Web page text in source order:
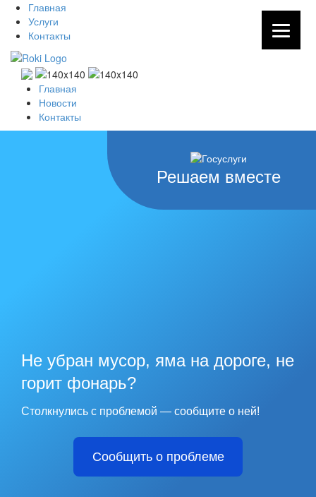
Главная
Услуги
Контакты
Главная
Новости
Контакты
Решаем вместе
Не убран мусор, яма на дороге, не
горит фонарь?
Столкнулись с проблемой — сообщите о ней!
Сообщить о проблеме